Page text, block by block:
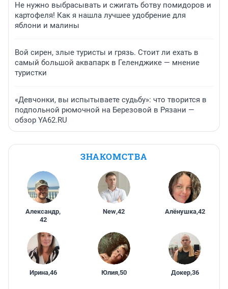
Не нужно выбрасывать и сжигать ботву помидоров и
картофеля! Как я нашла лучшее удобрение для
яблони и малины
Вой сирен, злые туристы и грязь. Стоит ли ехать в
самый большой аквапарк в Геленджике — мнение
туристки
«Девчонки, вы испытываете судьбу»: что творится в
подпольной рюмочной на Березовой в Рязани —
обзор YA62.RU
ЗНАКОМСТВА
Александр,
42
New,42 Алёнушка,42
Ирина,46 Юлия,50 Докер,36